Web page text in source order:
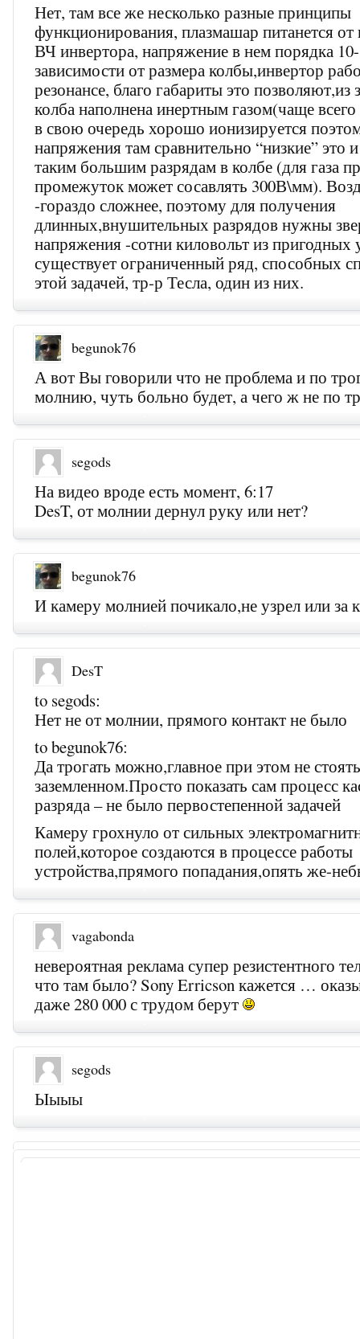
Нет, там все же несколько разные принципы
функционирования, плазмашар питанется
ВЧ инвертора, напряжение в нем порядка
зависимости от размера колбы,инвертор
резонансе, благо габариты это позволяют,из
колба наполнена инертным газом(чаще
в свою очередь хорошо ионизируется
напряжения там сравнительно “низкие” это
таким большим разрядам в колбе (для газа
промежуток может сосавлять 300В\мм).
-гораздо сложнее, поэтому для получения
длинных,внушительных разрядов нужны
напряжения -сотни киловольт из пригодных
существует ограниченный ряд, способных
этой задачей, тр-р Тесла, один из них.
begunok76
А вот Вы говорили что не проблема и по
молнию, чуть больно будет, а чего ж не по
segods
На видео вроде есть момент, 6:17
DesT, от молнии дернул руку или нет?
begunok76
И камеру молнией почикало,не узрел или за
DesT
to segods:
Нет не от молнии, прямого контакт не было
to begunok76:
Да трогать можно,главное при этом не
заземленном.Просто показать сам процесс
разряда – не было первостепенной задачей
Камеру грохнуло от сильных
полей,которое создаются в процессе работы
устройства,прямого попадания,опять же-
vagabonda
невероятная реклама супер резистентного
что там было? Sony Erricson кажется …
даже 280 000 с трудом берут
segods
Ыыыы